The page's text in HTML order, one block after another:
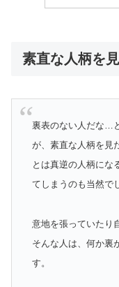
素直な人柄を
裏表のない人だな…
が、素直な人柄を見
とは真逆の人柄にな
てしまうのも当然で
意地を張っていたり
そんな人は、何か裏
す。